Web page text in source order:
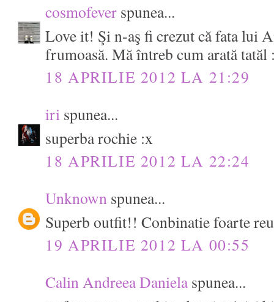
cosmofever spunea...
Love it! Şi n-aş fi crezut că fata lui
frumoasă. Mă întreb cum arată tatăl
18 APRILIE 2012 LA 21:29
iri spunea...
superba rochie :x
18 APRILIE 2012 LA 22:24
Unknown spunea...
Superb outfit!! Conbinatie foarte
19 APRILIE 2012 LA 00:55
Calin Andreea Danielaspunea...